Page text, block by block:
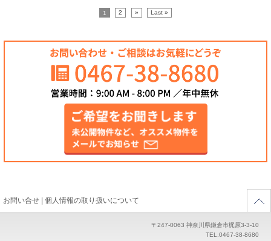
1 2 » Last »
お問い合せ | 個人情報の取り扱いについて
〒247-0063 神奈川県鎌倉市梶原3-3-10
TEL:0467-38-8680